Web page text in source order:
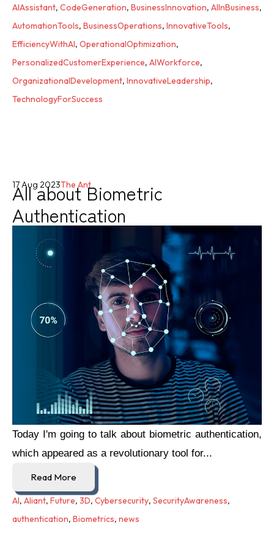
AIAssistant, CodeGeneration, BusinessInnovation, AIInBusiness,
AutomationTools, BusinessOperations, InnovativeTools,
EfficiencyWithAI, OperationalOptimization,
PersonalizedCustomerExperience, AIWorkforce,
OrganizationalDevelopment, InnovativeLeadership,
TechnologyForSuccess
All about Biometric
Authentication
17 Aug 2023The Ant
Today I'm going to talk about biometric authentication,
which appeared as a revolutionary tool for...
Read More
AI, Aliant, Future, 3D, Cybersecurity, SecurityAwareness,
authentication, Biometrics, news